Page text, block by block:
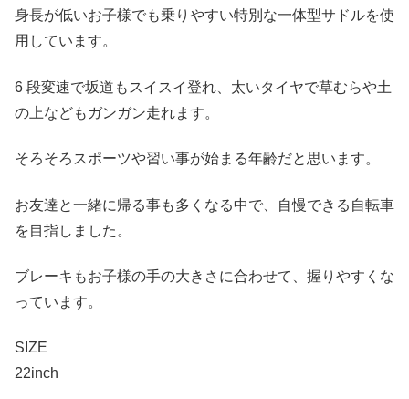
身長が低いお子様でも乗りやすい特別な一体型サドルを使
用しています。
6 段変速で坂道もスイスイ登れ、太いタイヤで草むらや土
の上などもガンガン走れます。
そろそろスポーツや習い事が始まる年齢だと思います。
お友達と一緒に帰る事も多くなる中で、自慢できる自転車
を目指しました。
ブレーキもお子様の手の大きさに合わせて、握りやすくな
っています。
SIZE
22inch